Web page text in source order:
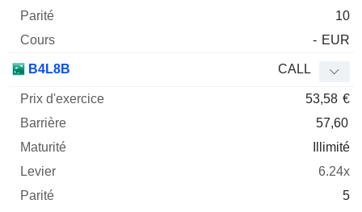
10
- EUR
B4L8B CALL
53,58 €
57,60
Illimité
6.24x
5